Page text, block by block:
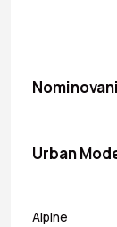
Urban
Alpine